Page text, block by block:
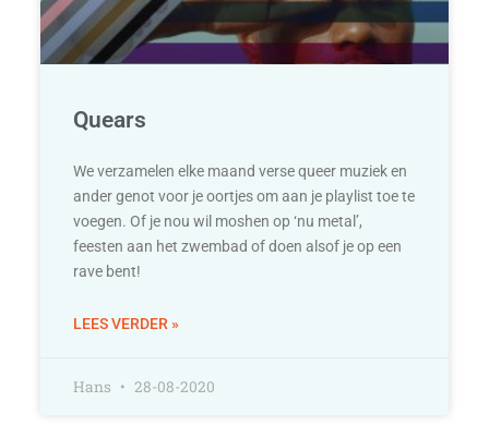
Quears
We verzamelen elke maand verse queer muziek en
ander genot voor je oortjes om aan je playlist toe te
voegen. Of je nou wil moshen op ‘nu metal’,
feesten aan het zwembad of doen alsof je op een
rave bent!
LEES VERDER »
Hans 28-08-2020